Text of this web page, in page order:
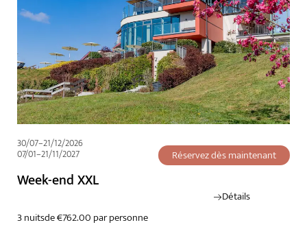
30/07–21/12/2026
07/01–21/11/2027 Réservez dès maintenant
Week-end XXL
Détails
3 nuitsde €762.00 par personne